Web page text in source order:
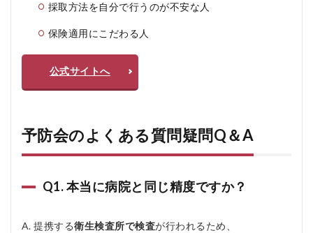
採取方法を自分で行うのが不安な人
保険適用にこだわる人
公式サイトへ
予防会のよくある質問疑問Q＆A
Q1. 本当に病院と同じ精度ですか？
A. 提携する衛生検査所で検査が行われるため、